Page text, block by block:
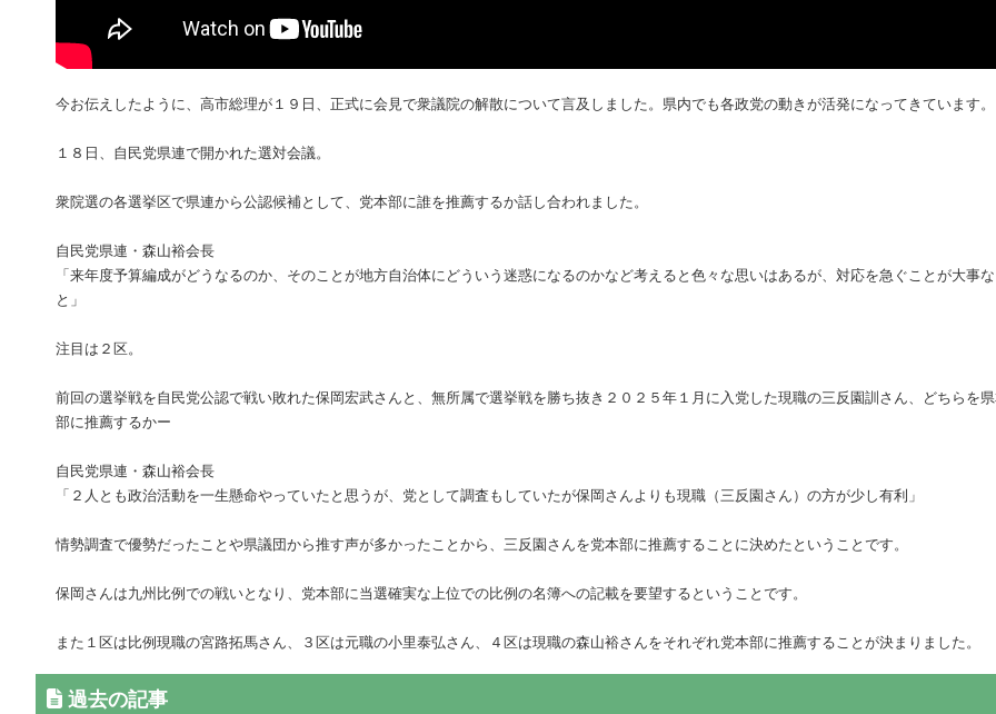
今お伝えしたように、高市総理が１９日、正式に会見で衆議院の解散について言及しました。県内でも各政党の動きが活発になってきています。
１８日、自民党県連で開かれた選対会議。
衆院選の各選挙区で県連から公認候補として、党本部に誰を推薦するか話し合われました。
自民党県連・森山裕会長
「来年度予算編成がどうなるのか、そのことが地方自治体にどういう迷惑になるのかなど考えると色々な思いはあるが、対応を急ぐことが大事
と」
注目は２区。
前回の選挙戦を自民党公認で戦い敗れた保岡宏武さんと、無所属で選挙戦を勝ち抜き２０２５年１月に入党した現職の三反園訓さん、どちらを
部に推薦するかー
自民党県連・森山裕会長
「２人とも政治活動を一生懸命やっていたと思うが、党として調査もしていたが保岡さんよりも現職（三反園さん）の方が少し有利」
情勢調査で優勢だったことや県議団から推す声が多かったことから、三反園さんを党本部に推薦することに決めたということです。
保岡さんは九州比例での戦いとなり、党本部に当選確実な上位での比例の名簿への記載を要望するということです。
また１区は比例現職の宮路拓馬さん、３区は元職の小里泰弘さん、４区は現職の森山裕さんをそれぞれ党本部に推薦することが決まりました。
過去の記事